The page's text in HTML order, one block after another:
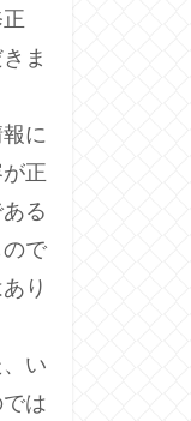
ま
に
正
る
で
り
い
は